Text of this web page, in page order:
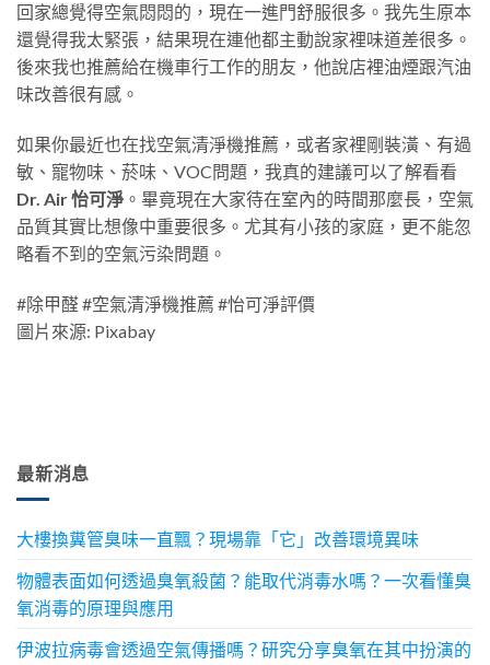
回家總覺得空氣悶悶的，現在一進門舒服很多。我先生原本
還覺得我太緊張，結果現在連他都主動說家裡味道差很多。
後來我也推薦給在機車行工作的朋友，他說店裡油煙跟汽油
味改善很有感。
如果你最近也在找空氣清淨機推薦，或者家裡剛裝潢、有過
敏、寵物味、菸味、VOC問題，我真的建議可以了解看看
Dr. Air 怡可淨 。畢竟現在大家待在室內的時間那麼長，空氣
品質其實比想像中重要很多。尤其有小孩的家庭，更不能忽
略看不到的空氣污染問題。
#除甲醛 #空氣清淨機推薦 #怡可淨評價
圖片來源: Pixabay
最新消息
大樓換糞管臭味一直飄？現場靠「它」改善環境異味
物體表面如何透過臭氧殺菌？能取代消毒水嗎？一次看懂臭
氧消毒的原理與應用
伊波拉病毒會透過空氣傳播嗎？研究分享臭氧在其中扮演的